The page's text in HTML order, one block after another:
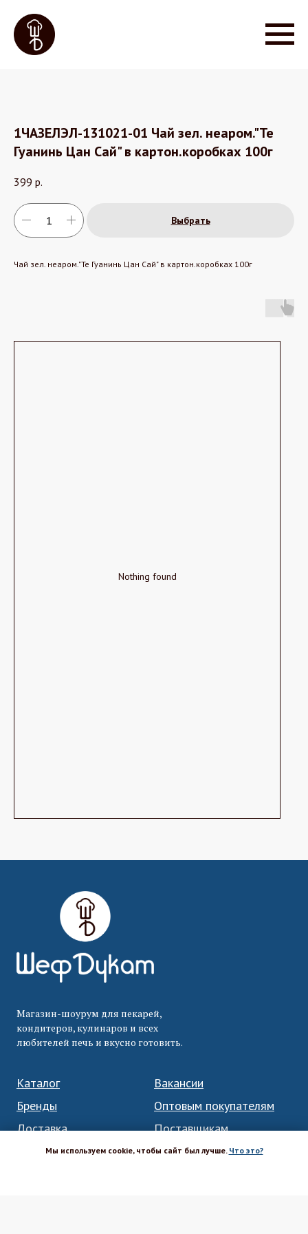
1ЧАЗЕЛЭЛ-131021-01 Чай зел. неаром."Те
Гуанинь Цан Сай" в картон.коробках 100г
399 р.
Выбрать
Чай зел. неаром."Те Гуанинь Цан Сай" в картон.коробках 100г
Nothing found
Магазин-шоурум для пекарей,
кондитеров, кулинаров и всех
любителей печь и вкусно готовить.
Каталог
Бренды
Доставка
Оплата
Вакансии
Оптовым покупателям
Поставщикам
Политика ПД
Мы используем cookie, чтобы сайт был лучше. Что это?